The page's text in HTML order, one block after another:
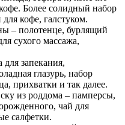
Более солидный набор
кофе, галстуком.
– полотенце, бурлящий
сухого массажа,
запекания,
глазурь, набор
прихватки и так далее.
из роддома – памперсы,
чай для
салфетки.